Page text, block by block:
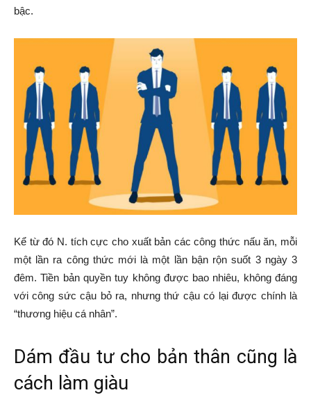
bậc.
Kể từ đó N. tích cực cho xuất bản các công thức nấu ăn, mỗi
một lần ra công thức mới là một lần bận rộn suốt 3 ngày 3
đêm. Tiền bản quyền tuy không được bao nhiêu, không đáng
với công sức cậu bỏ ra, nhưng thứ cậu có lại được chính là
“thương hiệu cá nhân”.
Dám đầu tư cho bản thân cũng là
cách làm giàu